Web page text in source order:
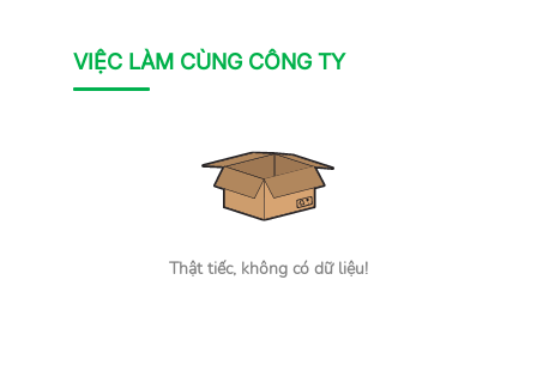
VIỆC LÀM CÙNG CÔNG TY
Thật tiếc, không có dữ liệu!